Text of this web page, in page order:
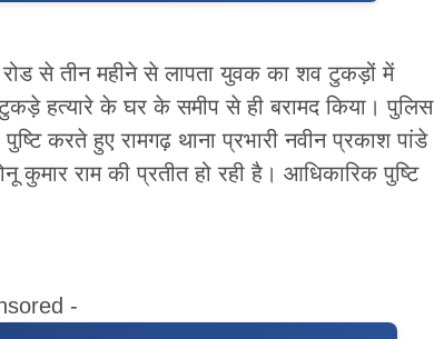
से तीन महीने से लापता युवक का शव टुकड़ों में
हत्यारे के घर के समीप से ही बरामद किया। पुलिस
करते हुए रामगढ़ थाना प्रभारी नवीन प्रकाश पांडे
कुमार राम की प्रतीत हो रही है। आधिकारिक पुष्टि
-